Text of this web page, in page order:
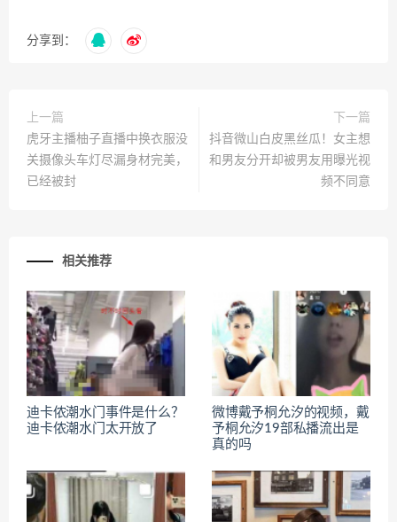
分享到：
上一篇
虎牙主播柚子直播中换衣服没
关摄像头车灯尽漏身材完美，
已经被封
下一篇
抖音微山白皮黑丝瓜！女主想
和男友分开却被男友用曝光视
频不同意
相关推荐
迪卡侬潮水门事件是什么？
迪卡侬潮水门太开放了
微博戴予桐允汐的视频，戴
予桐允汐19部私播流出是
真的吗